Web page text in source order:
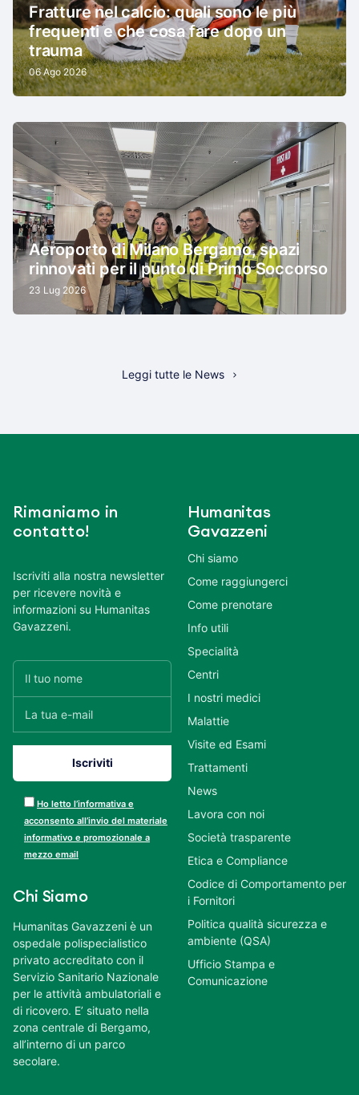
Fratture nel calcio: quali sono le più
frequenti e che cosa fare dopo un
trauma
06 Ago 2026
Aeroporto di Milano Bergamo, spazi
rinnovati per il punto di Primo Soccorso
23 Lug 2026
Leggi tutte le News
Rimaniamo in
contatto!
Iscriviti alla nostra newsletter
per ricevere novità e
informazioni su Humanitas
Gavazzeni.
Ho letto l’informativa e
acconsento all’invio del materiale
informativo e promozionale a
mezzo email
Chi Siamo
Humanitas Gavazzeni è un
ospedale polispecialistico
privato accreditato con il
Servizio Sanitario Nazionale
per le attività ambulatoriali e
di ricovero. E’ situato nella
zona centrale di Bergamo,
all’interno di un parco
secolare.
Humanitas
Gavazzeni
Chi siamo
Come raggiungerci
Come prenotare
Info utili
Specialità
Centri
I nostri medici
Malattie
Visite ed Esami
Trattamenti
News
Lavora con noi
Società trasparente
Etica e Compliance
Codice di Comportamento per
i Fornitori
Politica qualità sicurezza e
ambiente (QSA)
Ufficio Stampa e
Comunicazione